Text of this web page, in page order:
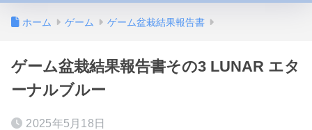
ホーム ゲーム ゲーム盆栽結果報告書
ゲーム盆栽結果報告書その3 LUNAR エタ
ーナルブルー
2025年5月18日